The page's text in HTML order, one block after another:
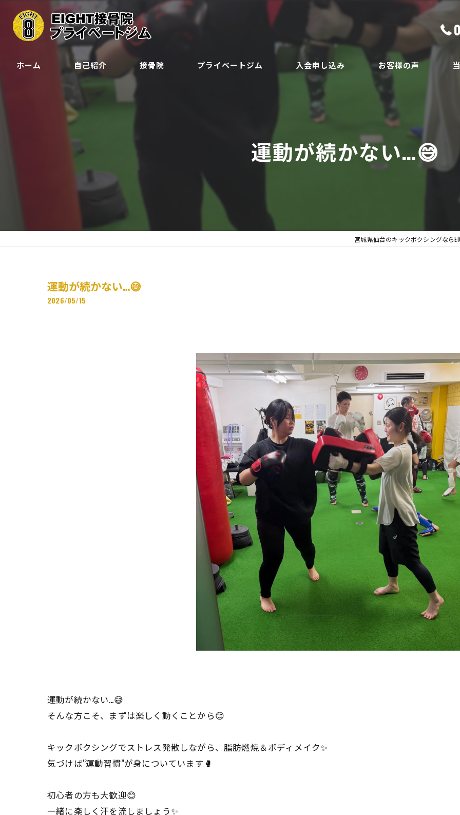
ホーム 自己紹介 接骨院 プライベートジム 入会申し込み お客様の声
ボ
腰痛
安い
運動が続かない…😅
宮城県仙台のキックボクシングなら
運動が続かない…😅
2026/05/15
運動が続かない…😅
そんな方こそ、まずは楽しく動くことから😊
キックボクシングでストレス発散しながら、脂肪燃焼＆ボディメイク✨
気づけば“運動習慣”が身についています🥊
初心者の方も大歓迎😊
一緒に楽しく汗を流しましょう✨